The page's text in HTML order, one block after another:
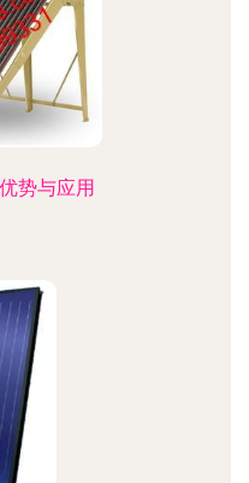
势与应用